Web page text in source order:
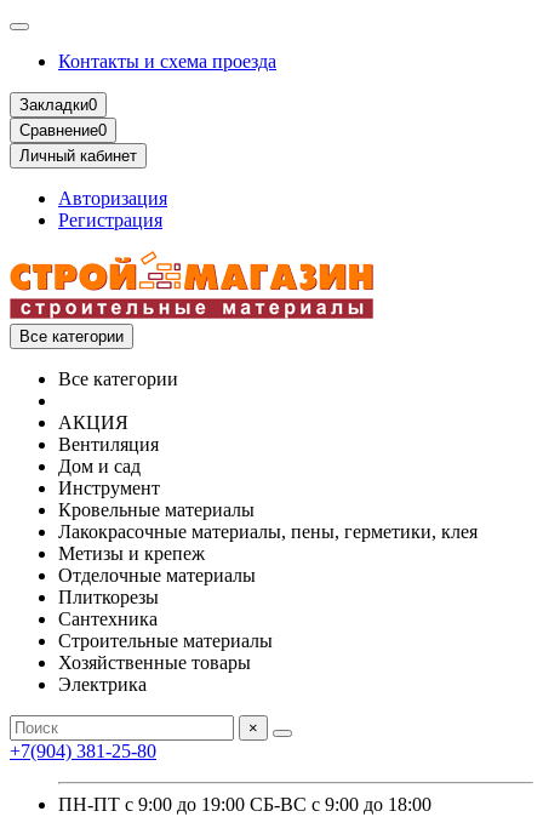
Контакты и схема проезда
Закладки0
Сравнение0
Личный кабинет
Авторизация
Регистрация
Все категории
Все категории
АКЦИЯ
Вентиляция
Дом и сад
Инструмент
Кровельные материалы
Лакокрасочные материалы, пены, герметики, клея
Метизы и крепеж
Отделочные материалы
Плиткорезы
Сантехника
Строительные материалы
Хозяйственные товары
Электрика
×
+7(904) 381-25-80
ПН-ПТ с 9:00 до 19:00 СБ-ВС с 9:00 до 18:00